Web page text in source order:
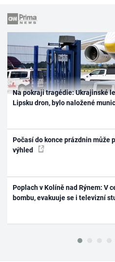
Na pokraji tragédie: Ukrajinské
Lipsku dron, bylo naložené
Počasí do konce prázdnin může
výhled
Poplach v Kolíně nad Rýnem: V
bombu, evakuuje se i televizní